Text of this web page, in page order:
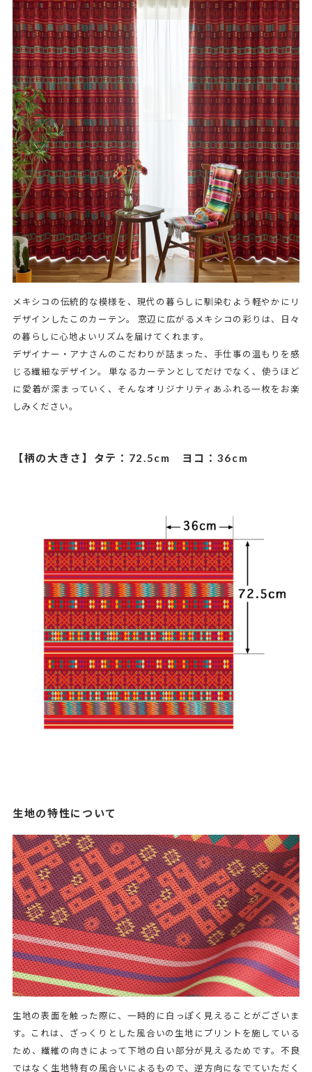
メキシコの伝統的な模様を、現代の暮らしに馴染むよう軽やかにリ
デザインしたこのカーテン。 窓辺に広がるメキシコの彩りは、日々
の暮らしに心地よいリズムを届けてくれます。
デザイナー・アナさんのこだわりが詰まった、手仕事の温もりを感
じる繊細なデザイン。 単なるカーテンとしてだけでなく、使うほど
に愛着が深まっていく、そんなオリジナリティあふれる一枚をお楽
しみください。
【柄の大きさ】タテ：72.5cm ヨコ：36cm
生地の特性について
生地の表面を触った際に、一時的に白っぽく見えることがございま
す。これは、ざっくりとした風合いの生地にプリントを施している
ため、繊維の向きによって下地の白い部分が見えるためです。不良
ではなく生地特有の風合いによるもので、逆方向になでていただく